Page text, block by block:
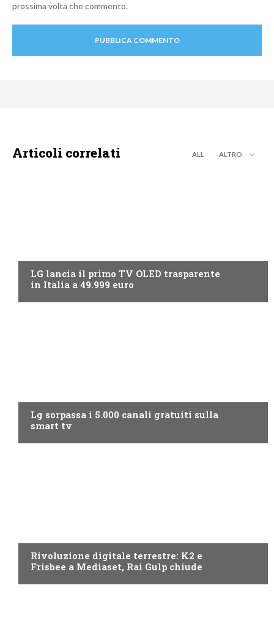
prossima volta che commento.
Articoli correlati ALL ALTRO
LG lancia il primo TV OLED trasparente
in Italia a 49.999 euro
Lg sorpassa i 5.000 canali gratuiti sulla
smart tv
Rivoluzione digitale terrestre: K2 e
Frisbee a Mediaset, Rai Gulp chiude